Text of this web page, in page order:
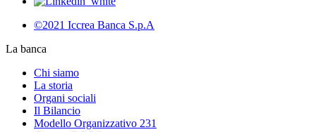
©2021 Iccrea Banca S.p.A
La banca
Chi siamo
La storia
Organi sociali
Il Bilancio
Modello Organizzativo 231